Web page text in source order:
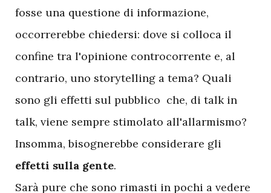
fosse una questione di informazione,
occorrerebbe chiedersi: dove si colloca il
confine tra l'opinione controcorrente e, al
contrario, uno storytelling a tema? Quali
sono gli effetti sul pubblico che, di talk in
talk, viene sempre stimolato all'allarmismo?
Insomma, bisognerebbe considerare gli
effetti sulla gente.
Sarà pure che sono rimasti in pochi a vedere